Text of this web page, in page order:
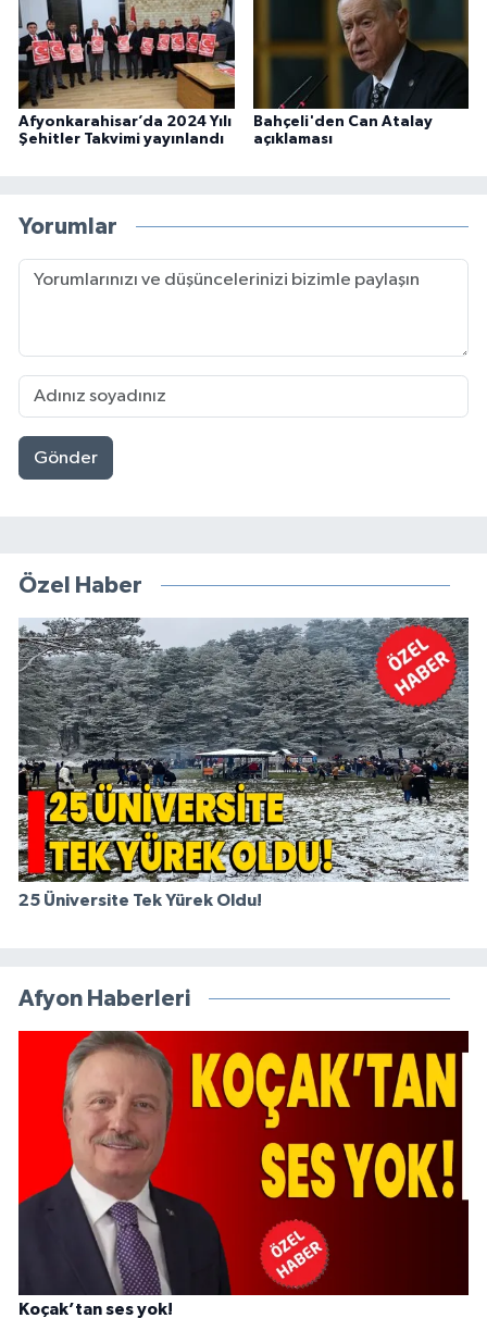
Afyonkarahisar’da 2024 Yılı
Şehitler Takvimi yayınlandı
Bahçeli'den Can Atalay
açıklaması
Yorumlar
Gönder
Özel Haber
25 Üniversite Tek Yürek Oldu!
Afyon Haberleri
Koçak’tan ses yok!